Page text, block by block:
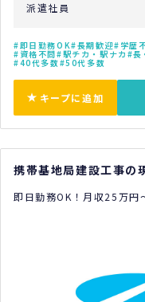
派遣社員
即日勤務OK 長期歓迎 学歴
資格不問 駅チカ・駅ナカ 長
40代多数 50代多数
キープに追加
携帯基地局建設工事の
即日勤務OK！月収25万円